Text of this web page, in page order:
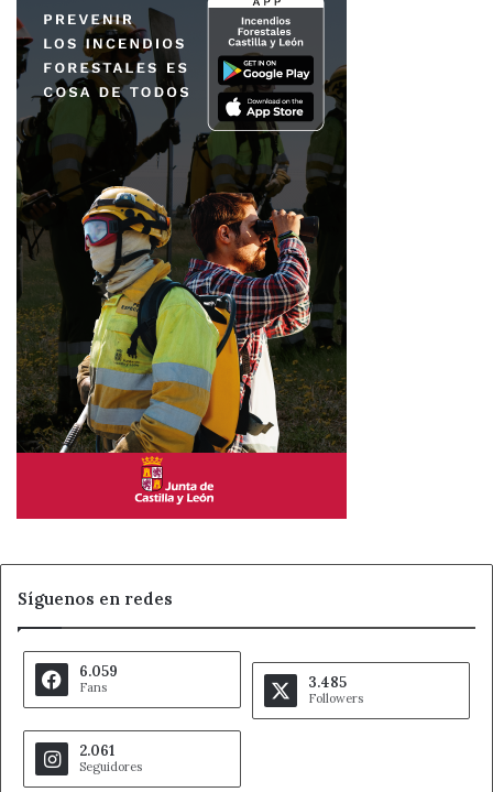
Circulo Empresarial Leones
Hostelería León
Mundial 2026 en las terrazas de León
ordenanza terrazas León
pantallas terrazas León
Selección Española Mundial 2026
Síguenos en redes
6.059
Fans 3.485
Followers
2.061
Seguidores